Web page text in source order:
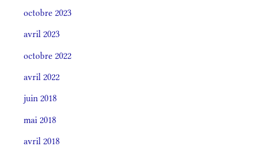
octobre 2023
avril 2023
octobre 2022
avril 2022
juin 2018
mai 2018
avril 2018